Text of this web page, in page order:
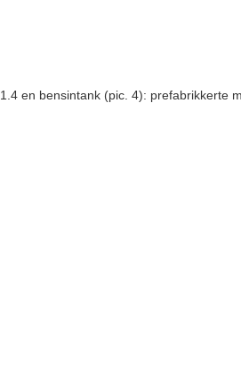
1.4 en bensintank (pic. 4): prefabrikkerte